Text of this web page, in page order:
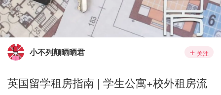
小不列颠晒晒君 关注
英国留学租房指南 | 学生公寓+校外租房流